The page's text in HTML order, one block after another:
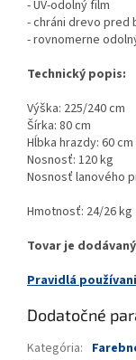
- UV-odolný film
- chráni drevo pred
- rovnomerne
Technický popis:
Výška: 225/240 cm
Šírka: 80 cm
Hĺbka hrazdy: 60 cm
Nosnosť: 120 kg
Nosnosť lanového
Hmotnosť: 24/26 kg
Tovar je
Pravidlá
Dodatočné
Kategória: